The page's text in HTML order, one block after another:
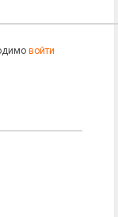
войти